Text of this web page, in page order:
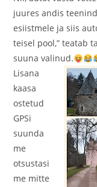
juures andis
esiistmele ja siis
teisel pool,” teatab
suuna valinud.
Lisana
kaasa
ostetud
GPSi
suunda
me
otsustasi
me mitte